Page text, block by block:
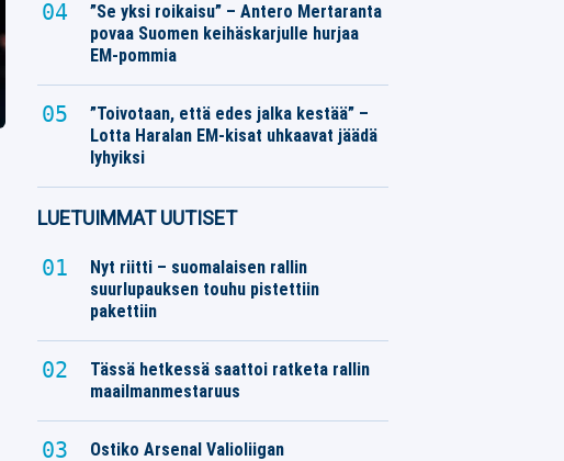
”Se yksi roikaisu” – Antero Mertaranta
povaa Suomen keihäskarjulle hurjaa
EM-pommia
”Toivotaan, että edes jalka kestää” –
Lotta Haralan EM-kisat uhkaavat jäädä
lyhyiksi
LUETUIMMAT UUTISET
Nyt riitti – suomalaisen rallin
suurlupauksen touhu pistettiin
pakettiin
Tässä hetkessä saattoi ratketa rallin
maailmanmestaruus
Ostiko Arsenal Valioliigan